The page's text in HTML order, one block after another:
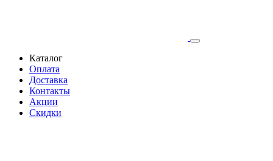
Каталог
Оплата
Доставка
Контакты
Акции
Скидки